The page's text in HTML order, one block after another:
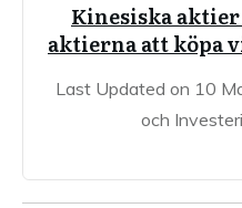
Kinesiska aktier
aktierna att köpa
Last Updated on 10
och